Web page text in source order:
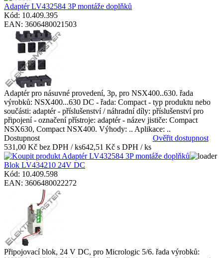
Adaptér LV432584 3P montáže doplňků
Kód: 10.409.395
EAN: 3606480021503
Adaptér pro násuvné provedení, 3p, pro NSX400..630. řada
výrobků: NSX400...630 DC - řada: Compact - typ produktu nebo
součásti: adaptér - příslušenství / náhradní díly: příslušenství pro
připojení - označení přístroje: adaptér - název jističe: Compact
NSX630, Compact NSX400. Výhody: .. Aplikace: ..
Dostupnost
Ověřit dostupnost
531,00 Kč bez DPH / ks642,51 Kč s DPH / ks
Blok LV434210 24V DC
Kód: 10.409.598
EAN: 3606480022272
Připojovací blok, 24 V DC, pro Micrologic 5/6. řada výrobků: